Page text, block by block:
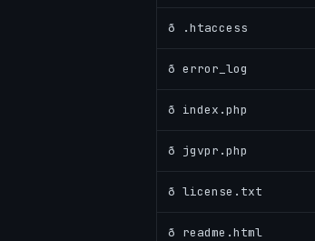
ð .htaccess
ð error_log
ð index.php
ð jgvpr.php
ð license.txt
ð readme.html